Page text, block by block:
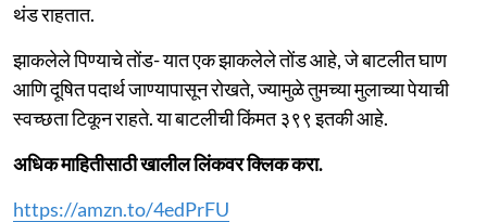
थंड राहतात.
झाकलेले पिण्याचे तोंड- यात एक झाकलेले तोंड आहे, जे बाटलीत घाण
आणि दूषित पदार्थ जाण्यापासून रोखते, ज्यामुळे तुमच्या मुलाच्या पेयाची
स्वच्छता टिकून राहते. या बाटलीची किंमत ३९९ इतकी आहे.
अधिक माहितीसाठी खालील लिंकवर क्लिक करा.
https://amzn.to/4edPrFU